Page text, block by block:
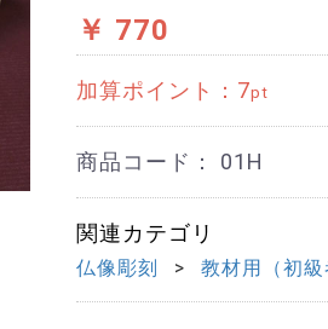
￥ 770
加算ポイント： 7pt
商品コード： 01H
関連カテゴリ
仏像彫刻 教材用（初級